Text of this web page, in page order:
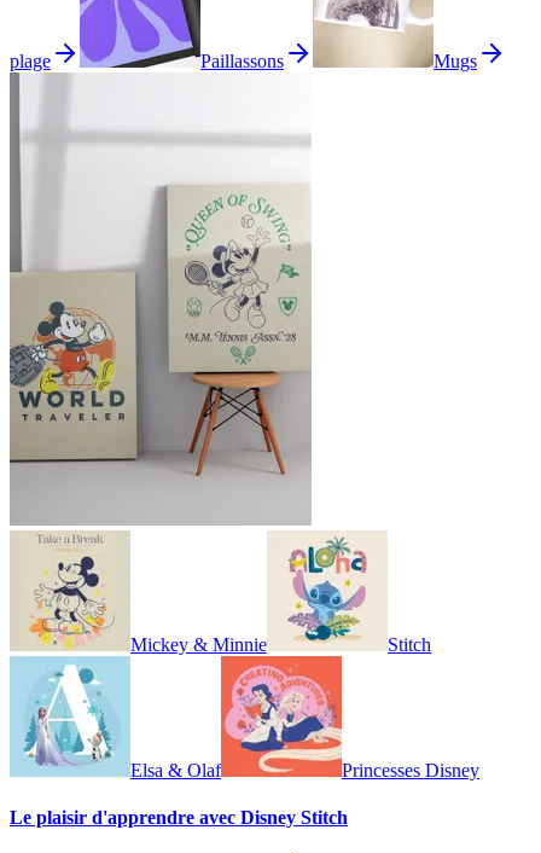
plage Paillassons Mugs
Mickey & Minnie Stitch
Elsa & Olaf Princesses Disney
Le plaisir d'apprendre avec Disney Stitch